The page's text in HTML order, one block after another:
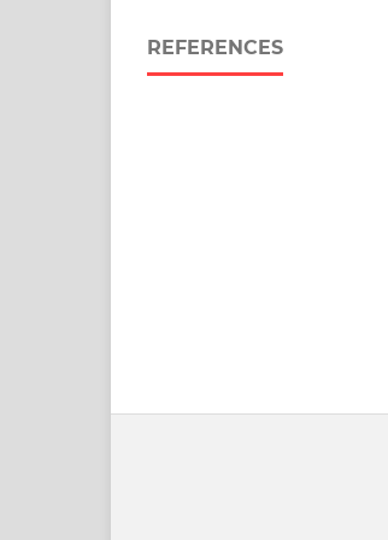
REFERENCES